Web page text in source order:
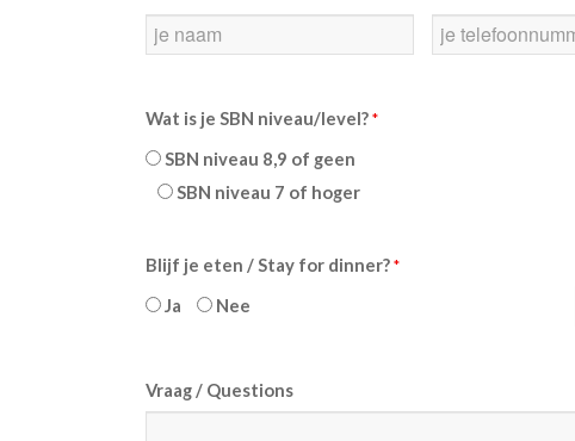
Voor-
en
Telnr
Wat is je SBN niveau/level?*
SBN niveau 8,9 of geen
SBN niveau 7 of hoger
Blijf je eten / Stay for dinner?*
Ja Nee
Vraag / Questions